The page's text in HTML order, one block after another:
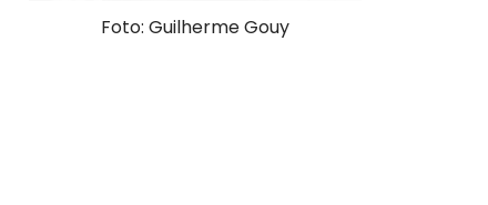
Foto: Guilherme Gouy